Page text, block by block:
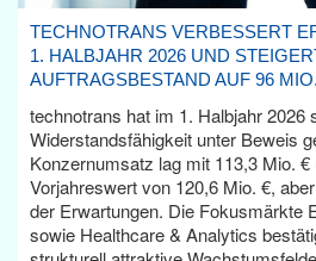
TECHNOTRANS VERBESSERT
1. HALBJAHR 2026 UND
AUFTRAGSBESTAND AUF 96 MIO.
technotrans hat im 1. Halbjahr 2026
Widerstandsfähigkeit unter Beweis
Konzernumsatz lag mit 113,3 Mio. €
Vorjahreswert von 120,6 Mio. €,
der Erwartungen. Die Fokusmärkte
sowie Healthcare & Analytics